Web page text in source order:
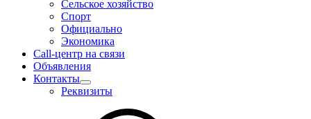
Сельское хозяйство
Спорт
Официально
Экономика
Call-центр на связи
Объявления
Контакты
Реквизиты